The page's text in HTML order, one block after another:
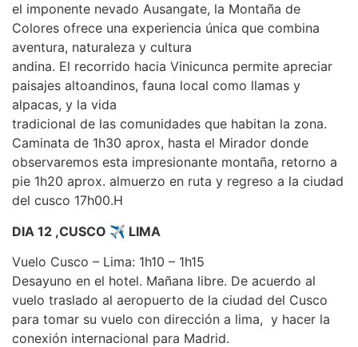
el imponente nevado Ausangate, la Montaña de
Colores ofrece una experiencia única que combina
aventura, naturaleza y cultura
andina. El recorrido hacia Vinicunca permite apreciar
paisajes altoandinos, fauna local como llamas y
alpacas, y la vida
tradicional de las comunidades que habitan la zona.
Caminata de 1h30 aprox, hasta el Mirador donde
observaremos esta impresionante montaña, retorno a
pie 1h20 aprox. almuerzo en ruta y regreso a la ciudad
del cusco 17h00.H
DIA 12 ,CUSCO ✈ LIMA
Vuelo Cusco – Lima: 1h10 – 1h15
Desayuno en el hotel. Mañana libre. De acuerdo al
vuelo traslado al aeropuerto de la ciudad del Cusco
para tomar su vuelo con dirección a lima, y hacer la
conexión internacional para Madrid.